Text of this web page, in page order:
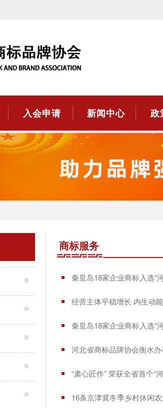
入会申请 新闻中心 政
商标服务
秦皇岛18家企业商标入选“
经营主体平稳增长 内生动
秦皇岛18家企业商标入选“
河北省商标品牌协会衡水
“肃心匠作” 荣获全省首个“
16条京津冀冬季乡村休闲